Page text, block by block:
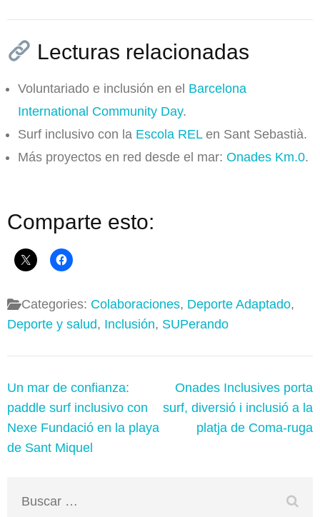
Lecturas relacionadas
Voluntariado e inclusión en el Barcelona
International Community Day.
Surf inclusivo con la Escola RELen Sant Sebastià.
Más proyectos en red desde el mar: Onades Km.0.
Comparte esto:
Categories: Colaboraciones, Deporte Adaptado,
Deporte y salud, Inclusión, SUPerando
Navegación
de
entradas
Un mar de confianza:
paddle surf inclusivo con
Nexe Fundació en la playa
de Sant Miquel
Onades Inclusives porta
surf, diversió i inclusió a la
platja de Coma-ruga
Buscar: